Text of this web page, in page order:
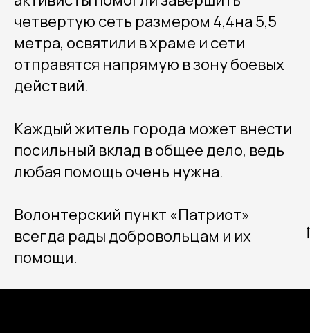
четвертую сеть размером 4,4на 5,5
метра, освятили в храме и сети
отправятся напрямую в зону боевых
действий.
Каждый житель города может внести
посильный вклад в общее дело, ведь
любая помощь очень нужна.
Волонтерский пункт «Патриот»
всегда рады добровольцам и их
помощи.